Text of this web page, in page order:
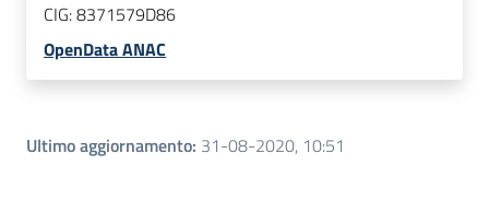
CIG:8371579D86
OpenData ANAC
Ultimo aggiornamento: 31-08-2020, 10:51